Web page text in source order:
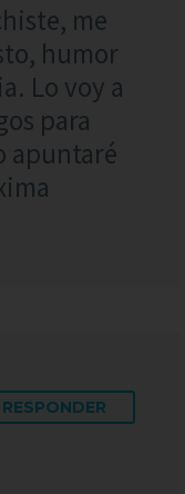
me
humor
Lo voy a
para
apuntaré
RESPONDER